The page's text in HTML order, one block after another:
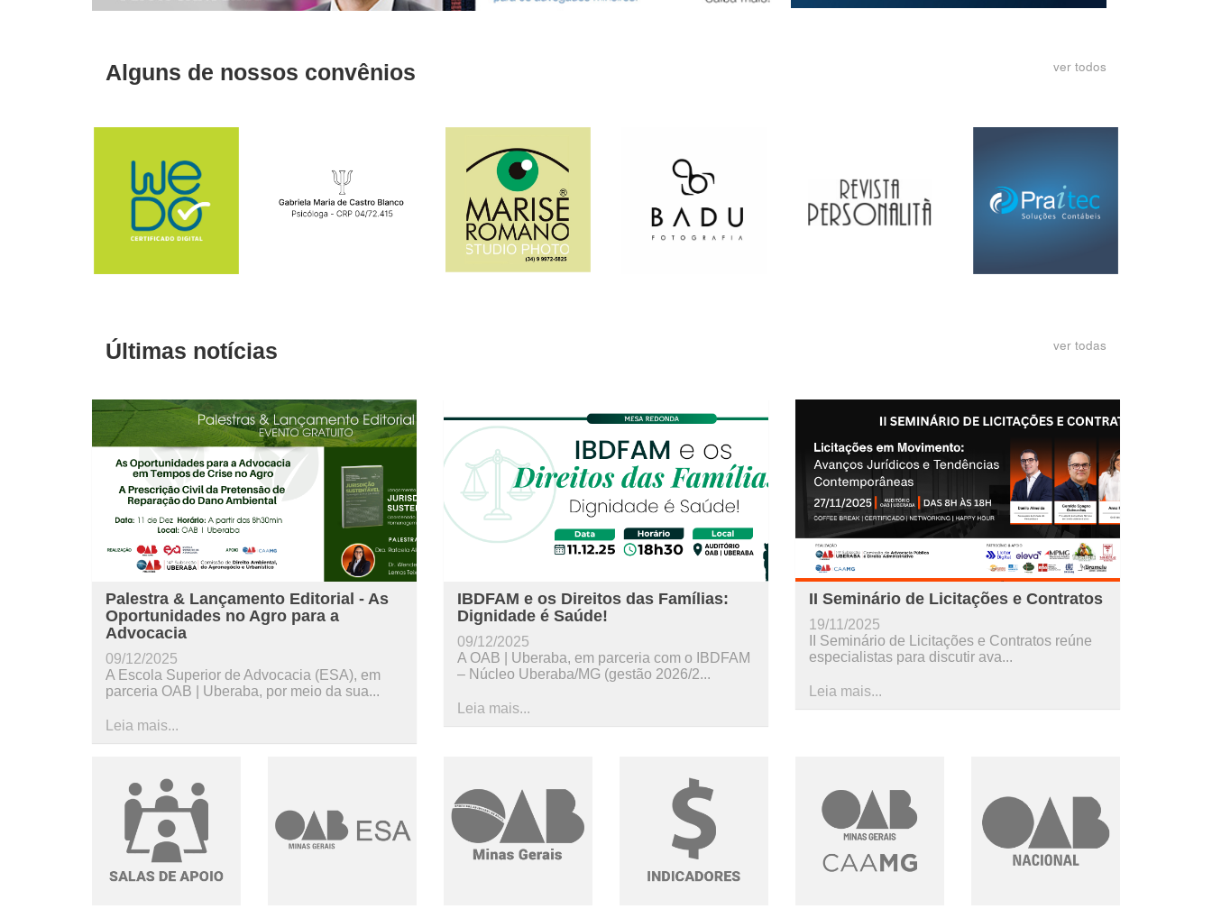
Alguns de nossos convênios ver todos
Últimas notícias ver todas
Palestra & Lançamento Editorial - As
Oportunidades no Agro para a
Advocacia
09/12/2025
A Escola Superior de Advocacia (ESA), em
parceria OAB | Uberaba, por meio da sua...
Leia mais...
IBDFAM e os Direitos das Famílias:
Dignidade é Saúde!
09/12/2025
A OAB | Uberaba, em parceria com o IBDFAM
– Núcleo Uberaba/MG (gestão 2026/2...
Leia mais...
II Seminário de Licitações e Contratos
19/11/2025
II Seminário de Licitações e Contratos reúne
especialistas para discutir ava...
Leia mais...